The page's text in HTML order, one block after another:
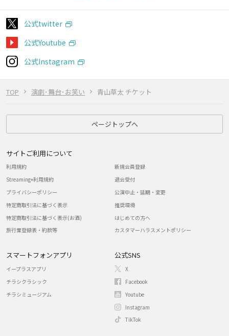
TOP 演劇･舞台･お笑い 青山草太 チケット
公式twitter
公式Youtube
公式Instagram
ページトップへ
サイトご利用について
利用規約
Streaming+利用規約
プライバシーポリシー
特定商取引法に基づく表示
特定商取引法に基づく表示(お酒)
旅行業登録表・約款等
新規会員登録
退会受付
公演中止・延期・変更
推奨環境
はじめての方へ
カスタマーハラスメントポリシー
スマートフォンアプリ
イープラスアプリ
チラシクラシック
チラシミュージアム
公式SNS
X
Facebook
Youtube
Instagram
TikTok